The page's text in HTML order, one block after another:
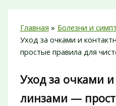
Главная
Болезни и
Уход за очками и
простые правила для
Уход за очками
линзами —